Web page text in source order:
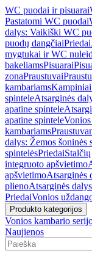
WC puodai ir pisuarai
Pastatomi WC puodai
dalys: Vaikiški WC
puodų dangčiaiPriedai
mygtukai ir WC
bakeliamsPisuarai
zonaPraustuvai
kambariams
spinteleAtsarginės
apatine spintele
apatine spintele
kambariams
dalys: Žemos šoninės
spintelėsPriedai
integruoto apšvietimo
apšvietimoAtsarginės
plienoAtsarginės
PriedaiVonios
Produkto kategorijos
Vonios kambario
Naujienos